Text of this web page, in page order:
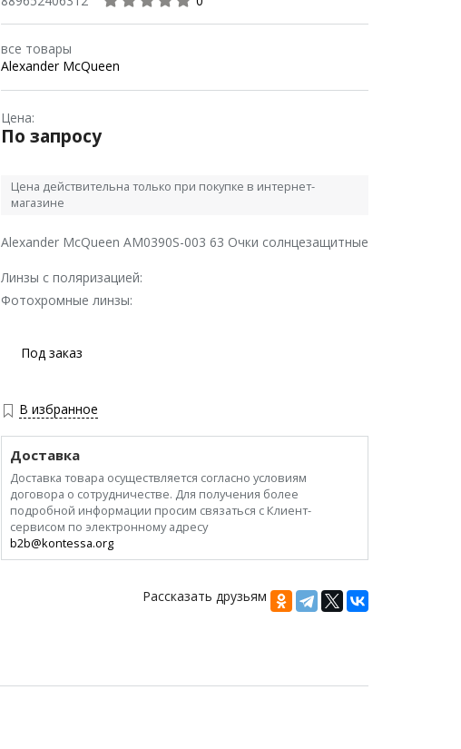
все товары
Alexander McQueen
Цена:
По запросу
Цена действительна только при покупке в интернет-
магазине
Alexander McQueen AM0390S-003 63 Очки солнцезащитные
Линзы с поляризацией:
Фотохромные линзы:
Под заказ
В избранное
Доставка
Доставка товара осуществляется согласно условиям
договора о сотрудничестве. Для получения более
подробной информации просим связаться с Клиент-
сервисом по электронному адресу
b2b@kontessa.org
Рассказать друзьям